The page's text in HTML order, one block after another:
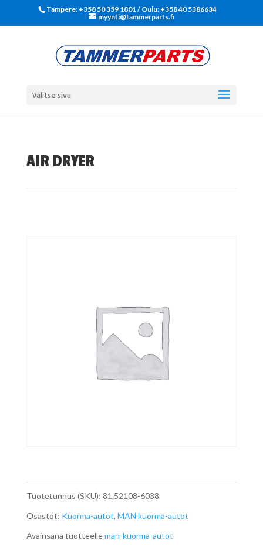
Tampere: +358 50 359 1801‬ / Oulu: +358 40 5386634
myynti@tammerparts.fi
Valitse sivu
AIR DRYER
Tuotetunnus (SKU): 81.52108-6038
Osastot: Kuorma-autot, MAN kuorma-autot
Avainsana tuotteelleman-kuorma-autot